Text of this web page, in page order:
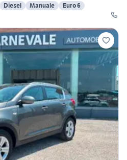
Diesel Manuale
Euro 6